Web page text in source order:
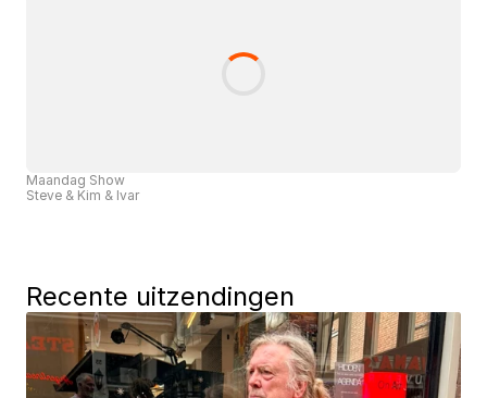
Maandag Show
Steve & Kim & Ivar
Recente uitzendingen